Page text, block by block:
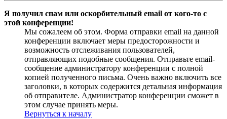
Я получил спам или оскорбительный email от кого-то с
этой конференции!
Мы сожалеем об этом. Форма отправки email на данной
конференции включает меры предосторожности и
возможность отслеживания пользователей,
отправляющих подобные сообщения. Отправьте email-
сообщение администратору конференции с полной
копией полученного письма. Очень важно включить все
заголовки, в которых содержится детальная информация
об отправителе. Администратор конференции сможет в
этом случае принять меры.
Вернуться к началу